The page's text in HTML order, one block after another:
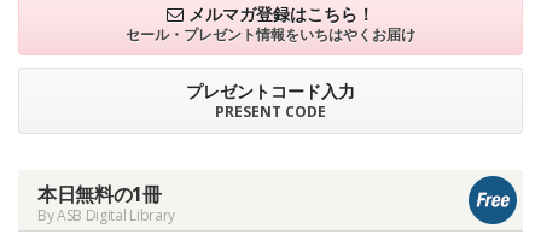
メルマガ登録はこちら！
セール・プレゼント情報をいちはやくお届け
プレゼントコード入力
PRESENT CODE
本日無料の1冊
By ASB Digital Library